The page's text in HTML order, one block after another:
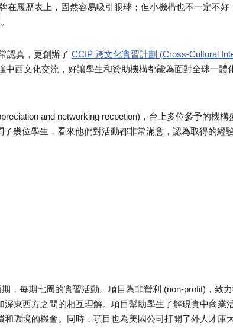
履歷表上，固然容易吸引眼球；但小機構也不一定不好
認真，更創辦了 CCIP 跨文化實習計劃 (Cross-Cultural
中西文化交流，好讓學生和贊助機構都能為面對全球一體
and networking recpetion)，台上多位參予的機構
幾位學生，看來他們對活動都非常滿意，認為取得的經
，每期七周的實習活動。項目為非營利 (non-profit)，致
東西方之間的相互理解。項目幫助學生了解現實中商業
環境的機會。同時，項目也為美國公司打開了外人才庫